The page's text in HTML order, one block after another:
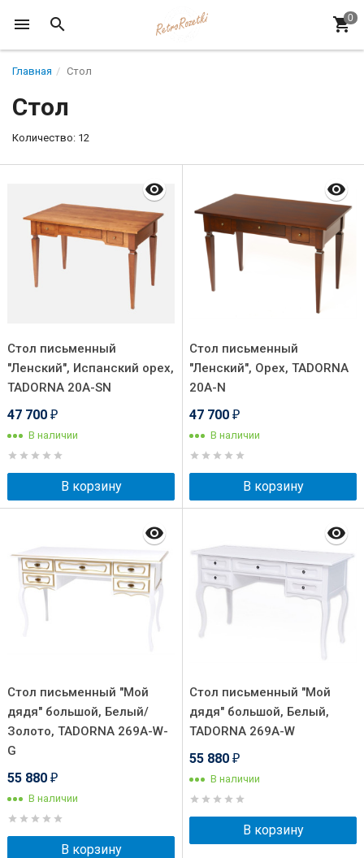
Главная Стол
Стол
Количество: 12
Стол письменный
"Ленский", Испанский орех,
TADORNA 20A-SN
47 700 ₽
В наличии
В корзину
Стол письменный
"Ленский", Орех, TADORNA
20A-N
47 700 ₽
В наличии
В корзину
Стол письменный "Мой
дядя" большой, Белый/
Золото, TADORNA 269А-W-
G
55 880 ₽
В наличии
В корзину
Стол письменный "Мой
дядя" большой, Белый,
TADORNA 269А-W
55 880 ₽
В наличии
В корзину